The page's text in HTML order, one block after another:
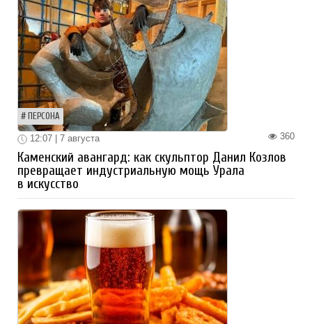
ПЕРСОНА
360
12:07 | 7 августа
Каменский авангард: как скульптор Данил Козлов
превращает индустриальную мощь Урала
в искусство